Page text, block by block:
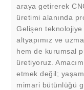
araya getirerek
üretimi alanında
Gelişen
altyapımız ve
hem de kurumsal
üretiyoruz.
etmek değil;
mimari bütünlüğü